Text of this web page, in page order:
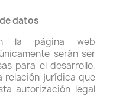
datos
la página web
serán ser
para el desarrollo,
relación jurídica que
autorización legal